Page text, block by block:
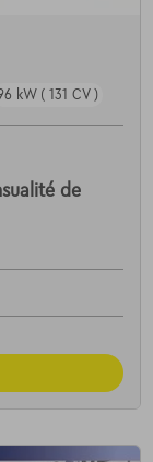
kW ( 131 CV )
de